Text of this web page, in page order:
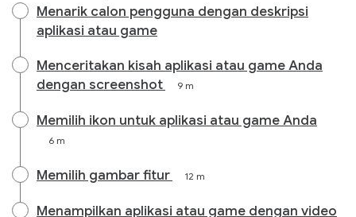
Menarik calon pengguna dengan deskripsi
aplikasi atau game
Menceritakan kisah aplikasi atau game Anda
dengan screenshot
9 m
Memilih ikon untuk aplikasi atau game Anda
6 m
Memilih gambar fitur 12 m
Menampilkan aplikasi atau game dengan video